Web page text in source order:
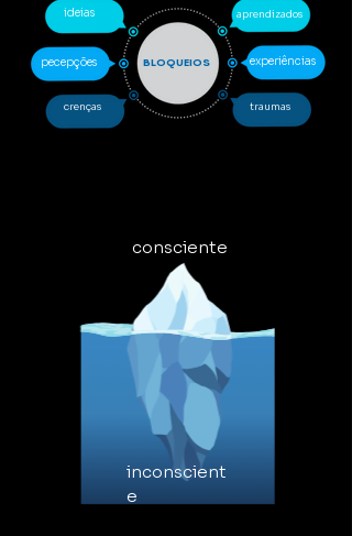
traumas
ideias
crenças
aprendizados
experiências
BLOQUEIOS
pecepções
consciente
inconscient
e